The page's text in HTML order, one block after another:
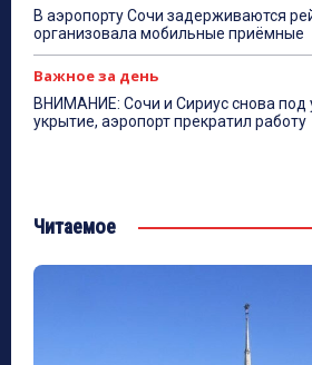
В аэропорту Сочи задерживаются
организовала мобильные приёмные
Важное за день
ВНИМАНИЕ: Сочи и Сириус снова под
укрытие, аэропорт прекратил работу
Читаемое